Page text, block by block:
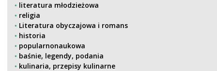
literatura młodzieżowa
religia
Literatura obyczajowa i romans
historia
popularnonaukowa
baśnie, legendy, podania
kulinaria, przepisy kulinarne